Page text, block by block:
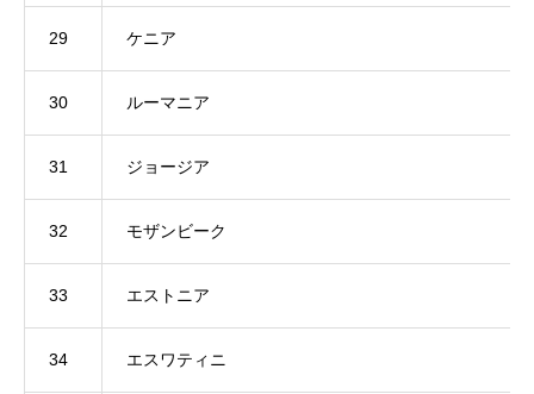
29 ケニア
30 ルーマニア
31 ジョージア
32 モザンビーク
33 エストニア
34 エスワティニ